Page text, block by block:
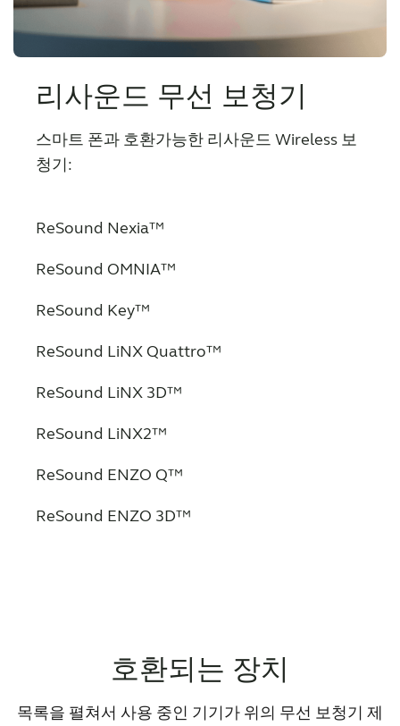
Deutschland España
France India
International Italia
Kazakhstan
Suomi
Türkçe United Kingdom
United States
عربي
리사운드 무선 보청기
스마트 폰과 호환가능한 리사운드 Wireless 보
청기:
ReSound Nexia™
ReSound OMNIA™
ReSound Key™
ReSound LiNX Quattro™
ReSound LiNX 3D™
ReSound LiNX2™
ReSound ENZO Q™
ReSound ENZO 3D™
호환되는 장치
목록을 펼쳐서 사용 중인 기기가 위의 무선 보청기 제